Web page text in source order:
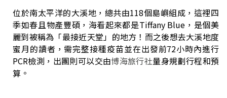
位於南太平洋的大溪地，總共由118個島嶼組成，這裡四
季如春且物產豐碩，海看起來都是Tiffany Blue，是個美
麗到被稱為「最接近天堂」的地方！而之後想去大溪地度
蜜月的讀者，需完整接種疫苗並在出發前72小時內進行
PCR檢測，出團則可以交由博海旅行社量身規劃行程和預
算。